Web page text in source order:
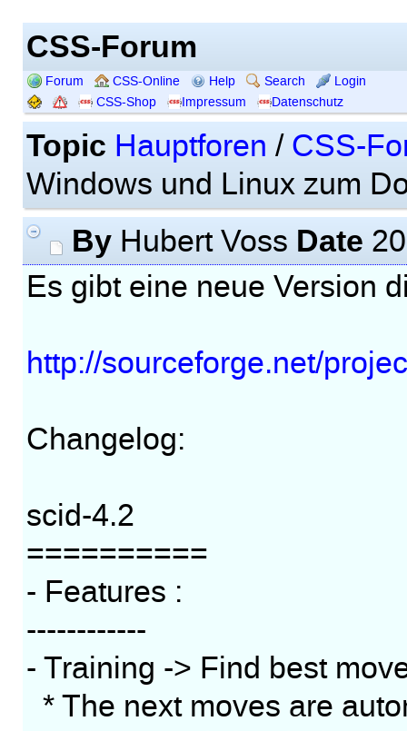
CSS-Forum
Forum CSS-Online Help Search
Login
CSS-Shop
Impressum Datenschutz
Topic Hauptforen / CSS-
Windows und Linux zum
ByHubert Voss Date
Es gibt eine neue Version
http://sourceforge.net/
Changelog:
scid-4.2
==========
- Features :
------------
- Training -> Find best
* The next moves are